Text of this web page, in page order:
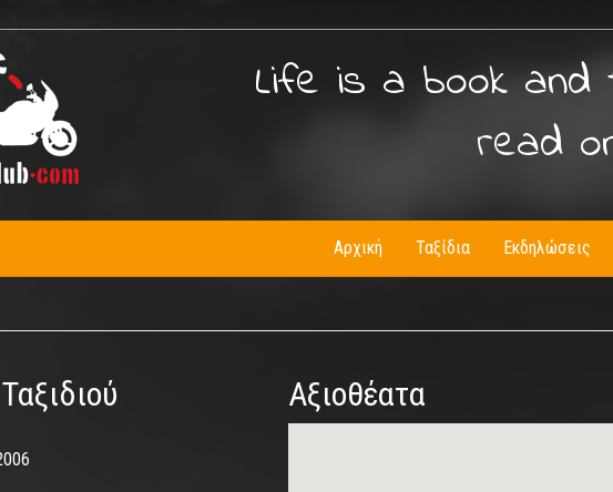
Life is a book and
read
Αρχική Ταξίδια Εκδηλώσεις
Αξιοθέατα